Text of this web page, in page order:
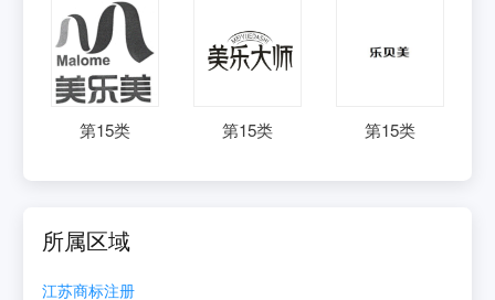
第15类 第15类 第15类
所属区域
江苏商标注册